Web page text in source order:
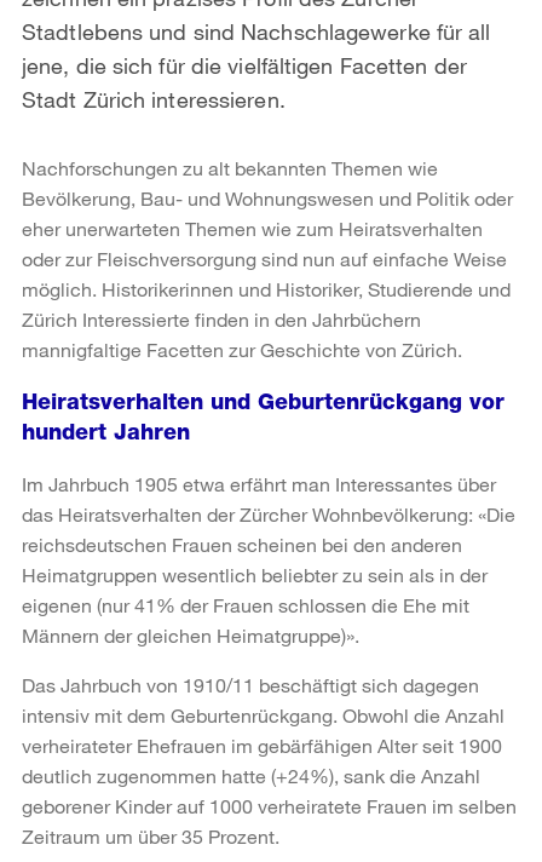
Stadtlebens und sind Nachschlagewerke für all
jene, die sich für die vielfältigen Facetten der
Stadt Zürich interessieren.
Nachforschungen zu alt bekannten Themen wie
Bevölkerung, Bau- und Wohnungswesen und Politik oder
eher unerwarteten Themen wie zum Heiratsverhalten
oder zur Fleischversorgung sind nun auf einfache Weise
möglich. Historikerinnen und Historiker, Studierende und
Zürich Interessierte finden in den Jahrbüchern
mannigfaltige Facetten zur Geschichte von Zürich.
Heiratsverhalten und Geburtenrückgang vor
hundert Jahren
Im Jahrbuch 1905 etwa erfährt man Interessantes über
das Heiratsverhalten der Zürcher Wohnbevölkerung: «Die
reichsdeutschen Frauen scheinen bei den anderen
Heimatgruppen wesentlich beliebter zu sein als in der
eigenen (nur 41% der Frauen schlossen die Ehe mit
Männern der gleichen Heimatgruppe)».
Das Jahrbuch von 1910/11 beschäftigt sich dagegen
intensiv mit dem Geburtenrückgang. Obwohl die Anzahl
verheirateter Ehefrauen im gebärfähigen Alter seit 1900
deutlich zugenommen hatte (+24%), sank die Anzahl
geborener Kinder auf 1000 verheiratete Frauen im selben
Zeitraum um über 35 Prozent.